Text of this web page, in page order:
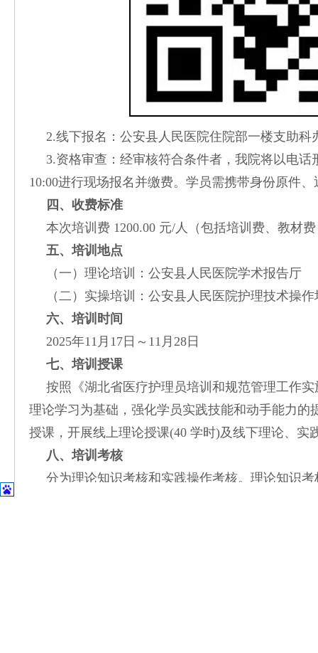
2.线下报名：公安县人民医院住院部一楼支助科
3.资格审查：经审核符合条件者，我院将以电话
10:00进行现场报名并缴费。学员需携带身份原件
四、收费标准
本次培训费 1200.00 元/人（包括培训费、教材
五、培训地点
（一）理论培训：公安县人民医院学术报告厅
（二）实操培训：公安县人民医院护理技术操
六、培训时间
2025年11月17日～11月28日
七、培训授课
按照《湖北省医疗护理员培训和规范管理工作
理论学习为基础，强化学员实践技能和动手能力的
授课，开展线上理论授课(40 学时)及线下理论、实
八、培训考核
分为理论知识考核和实践操作考核。理论知识